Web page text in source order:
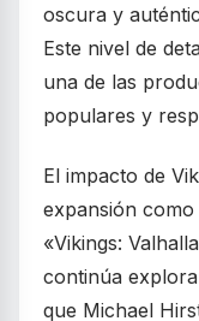
oscura y
Este nivel de
una de las
populares y
El impacto de
expansión
«Vikings:
continúa
que Michael